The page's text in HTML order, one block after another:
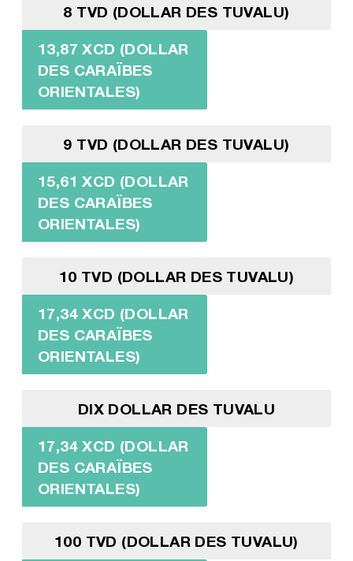
8 TVD (DOLLAR DES TUVALU)
13,87 XCD (DOLLAR
DES CARAÏBES
ORIENTALES)
9 TVD (DOLLAR DES TUVALU)
15,61 XCD (DOLLAR
DES CARAÏBES
ORIENTALES)
10 TVD (DOLLAR DES TUVALU)
17,34 XCD (DOLLAR
DES CARAÏBES
ORIENTALES)
DIX DOLLAR DES TUVALU
17,34 XCD (DOLLAR
DES CARAÏBES
ORIENTALES)
100 TVD (DOLLAR DES TUVALU)